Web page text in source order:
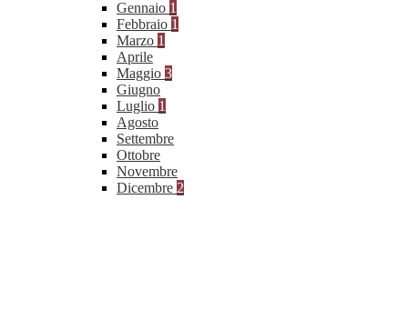
Gennaio 1
Febbraio 1
Marzo 1
Aprile
Maggio 3
Giugno
Luglio 1
Agosto
Settembre
Ottobre
Novembre
Dicembre 2